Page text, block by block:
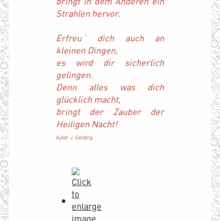
Strahlen hervor.
Erfreu´ dich auch an
kleinen Dingen,
es wird dir sicherlich
gelingen.
Denn alles was dich
glücklich macht,
bringt der Zauber der
Heiligen Nacht!
Autor: J. Gerding